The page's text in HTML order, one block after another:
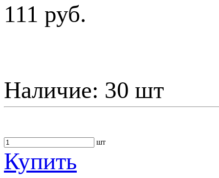
111 руб.
Наличие: 30 шт
шт
Купить